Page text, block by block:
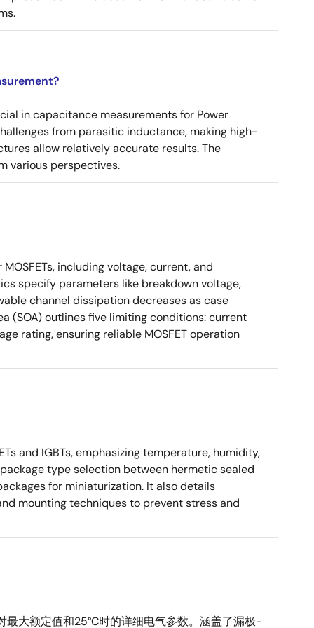
in capacitance measurements for Power
from parasitic inductance, making high-
allow relatively accurate results. The
various perspectives.
including voltage, current, and
specify parameters like breakdown voltage,
channel dissipation decreases as case
(SOA) outlines five limiting conditions: current
rating, ensuring reliable MOSFET operation
and IGBTs, emphasizing temperature, humidity,
type selection between hermetic sealed
for miniaturization. It also details
mounting techniques to prevent stress and
大额定值和25°C时的详细电气参数。涵盖了漏极-